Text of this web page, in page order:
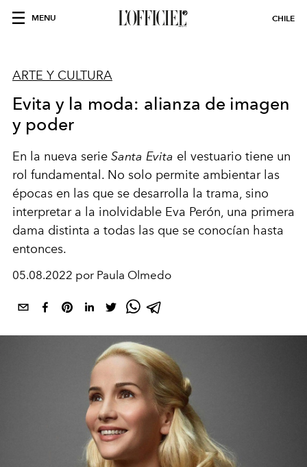
MENU CHILE
ARTE Y CULTURA
Evita y la moda: alianza de imagen
y poder
En la nueva serie Santa Evita el vestuario tiene un
rol fundamental. No solo permite ambientar las
épocas en las que se desarrolla la trama, sino
interpretar a la inolvidable Eva Perón, una primera
dama distinta a todas las que se conocían hasta
entonces.
05.08.2022 por Paula Olmedo